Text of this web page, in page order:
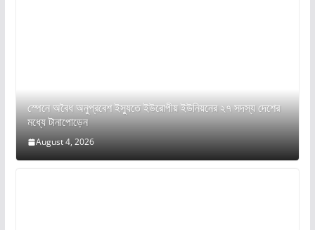
স্পেনে অবৈধ অনুপ্রবেশ ইস্যুতে ইউরোপীয় ইউনিয়নের ২৭ সদস্য দেশের
মধ্যে টানাপোড়েন
August 4, 2026